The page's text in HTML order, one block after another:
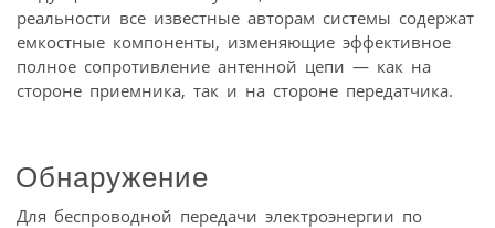
реальности все известные авторам системы содержат
емкостные компоненты, изменяющие эффективное
полное сопротивление антенной цепи — как на
стороне приемника, так и на стороне передатчика.
Обнаружение
Для беспроводной передачи электроэнергии по